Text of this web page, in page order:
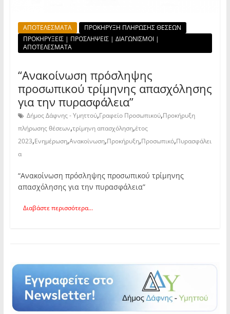
ΑΠΟΤΕΛΕΣΜΑΤΑ
ΠΡΟΚΗΡΥΞΗ ΠΛΗΡΩΣΗΣ ΘΕΣΕΩΝ
ΠΡΟΚΗΡΥΞΕΙΣ | ΠΡΟΣΛΗΨΕΙΣ | ΔΙΑΓΩΝΙΣΜΟΙ |
ΑΠΟΤΕΛΕΣΜΑΤΑ
“Ανακοίνωση πρόσληψης
προσωπικού τρίμηνης απασχόλησης
για την πυρασφάλεια”
Δήμος Δάφνης - Υμηττού,Γραφείο Προσωπικού,Προκήρυξη
πλήρωσης θέσεων,τρίμηνη απασχόληση,έτος
2023,Ενημέρωση,Ανακοίνωση,Προκήρυξη,Προσωπικό,Πυρασφάλει
α
“Ανακοίνωση πρόσληψης προσωπικού τρίμηνης
απασχόλησης για την πυρασφάλεια”
Διαβάστε περισσότερα...